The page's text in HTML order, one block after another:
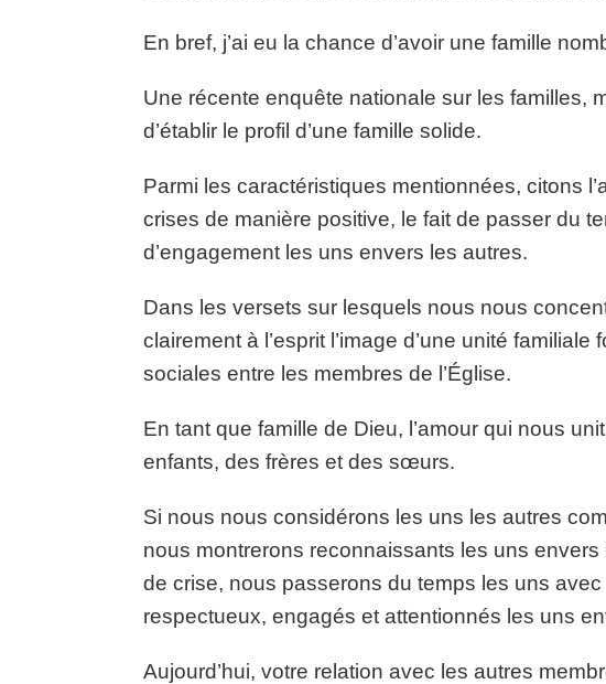
En bref, j’ai eu la chance d’avoir une famille
Une récente enquête nationale sur les familles,
d’établir le profil d’une famille solide.
Parmi les caractéristiques mentionnées, citons
crises de manière positive, le fait de passer du
d’engagement les uns envers les autres.
Dans les versets sur lesquels nous nous
clairement à l’esprit l’image d’une unité
sociales entre les membres de l’Église.
En tant que famille de Dieu, l’amour qui nous
enfants, des frères et des sœurs.
Si nous nous considérons les uns les autres
nous montrerons reconnaissants les uns
de crise, nous passerons du temps les uns
respectueux, engagés et attentionnés les uns
Aujourd’hui, votre relation avec les autres